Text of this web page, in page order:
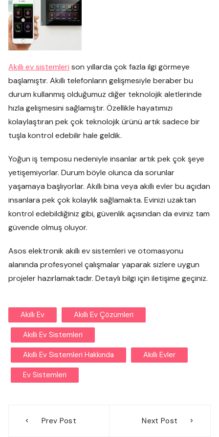
Akıllı ev sistemleri son yıllarda çok fazla ilgi görmeye
başlamıştır. Akıllı telefonların gelişmesiyle beraber bu
durum kullanmış olduğumuz diğer teknolojik aletlerinde
hızla gelişmesini sağlamıştır. Özellikle hayatımızı
kolaylaştıran pek çok teknolojik ürünü artık sadece bir
tuşla kontrol edebilir hale geldik.
Yoğun iş temposu nedeniyle insanlar artık pek çok şeye
yetişemiyorlar. Durum böyle olunca da sorunlar
yaşamaya başlıyorlar. Akıllı bina veya akıllı evler bu açıdan
insanlara pek çok kolaylık sağlamakta. Evinizi uzaktan
kontrol edebildiğiniz gibi, güvenlik açısından da eviniz tam
güvende olmuş oluyor.
Asos elektronik akıllı ev sistemleri ve otomasyonu
alanında profesyonel çalışmalar yaparak sizlere uygun
projeler hazırlamaktadır. Detaylı bilgi için iletişime geçiniz.
Akıllı Ev Akıllı Ev Çözümleri
Akıllı Ev Sistemleri
Akıllı Ev Sistemleri Hakkında Akıllı Evler
Ev Sistemleri
gezinmesi
Prev Post Next Post